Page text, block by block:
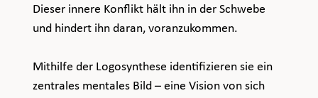
Dieser innere Konflikt hält ihn in der Schwebe
und hindert ihn daran, voranzukommen.
Mithilfe der Logosynthese identifizieren sie ein
zentrales mentales Bild – eine Vision von sich